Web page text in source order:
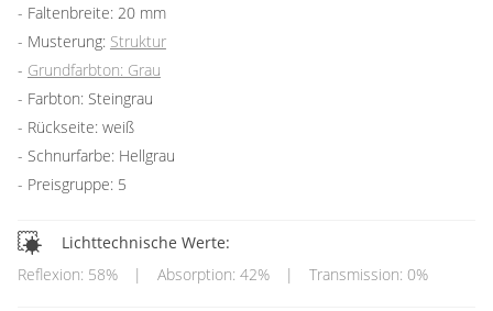
Faltenbreite: 20 mm
Musterung: Struktur
Grundfarbton: Grau
Farbton: Steingrau
Rückseite: weiß
Schnurfarbe: Hellgrau
Preisgruppe: 5
Lichttechnische Werte:
Reflexion: 58%
| Absorption: 42% | Transmission: 0%